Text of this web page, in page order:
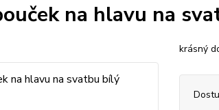
na hlavu na
krásný